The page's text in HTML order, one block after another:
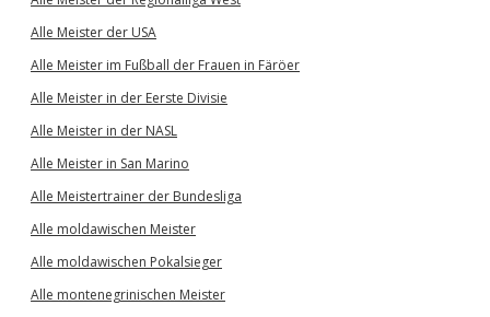
Alle Meister der USA
Alle Meister im Fußball der Frauen in Färöer
Alle Meister in der Eerste Divisie
Alle Meister in der NASL
Alle Meister in San Marino
Alle Meistertrainer der Bundesliga
Alle moldawischen Meister
Alle moldawischen Pokalsieger
Alle montenegrinischen Meister